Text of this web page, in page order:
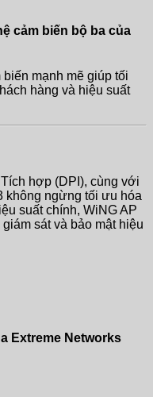
cảm biến bộ ba của
mạnh mẽ giúp tối
hàng và hiệu suất
hợp (DPI), cùng với
không ngừng tối ưu hóa
suất chính, WiNG AP
sát và bảo mật hiệu
Extreme Networks